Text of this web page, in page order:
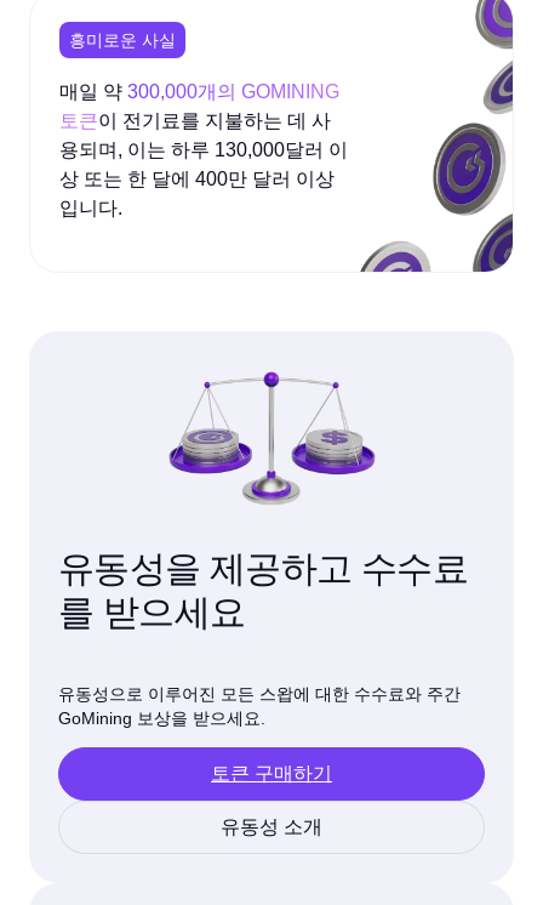
흥미로운 사실
매일 약 300,000개의 GOMINING
토큰이 전기료를 지불하는 데 사
용되며, 이는 하루 130,000달러 이
상 또는 한 달에 400만 달러 이상
입니다.
유동성을 제공하고 수수료
를 받으세요
유동성으로 이루어진 모든 스왑에 대한 수수료와 주간
GoMining 보상을 받으세요.
토큰 구매하기
유동성 소개